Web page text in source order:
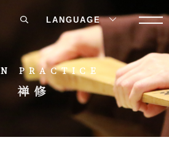
PRACTICE
禅修
LANGUAGE